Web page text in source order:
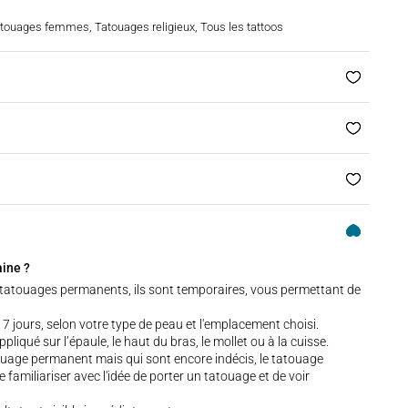
femmes Tatouages religieux, Tous les tattoos
?
permanents, ils sont temporaires, vous permettant de
jours, selon votre type de peau et l'emplacement choisi.
sur l’épaule, le haut du bras, le mollet ou à la cuisse.
permanent mais qui sont encore indécis, le tatouage
avec l'idée de porter un tatouage et de voir